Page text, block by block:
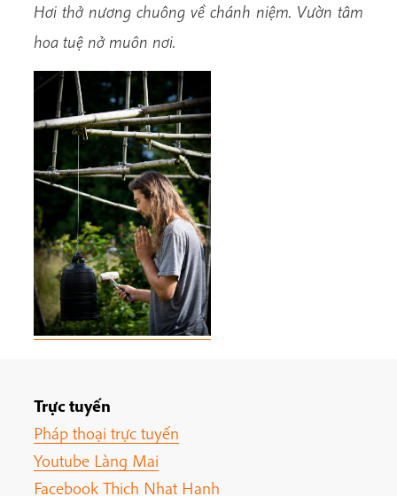
Hơi thở nương chuông về chánh niệm. Vườn tâm
hoa tuệ nở muôn nơi.
Trực tuyến
Pháp thoại trực tuyến
Youtube Làng Mai
Facebook Thich Nhat Hanh